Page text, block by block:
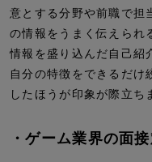
意とする分野や前職で担
の情報をうまく伝えられ
情報を盛り込んだ自己紹
自分の特徴をできるだけ
したほうが印象が際立ち
・ゲーム業界の面